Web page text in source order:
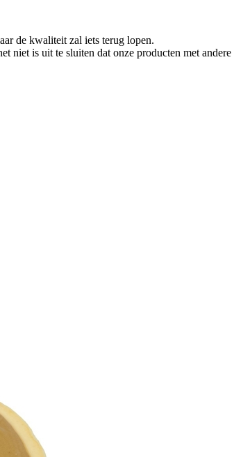
de kwaliteit zal iets terug lopen.
is uit te sluiten dat onze producten met